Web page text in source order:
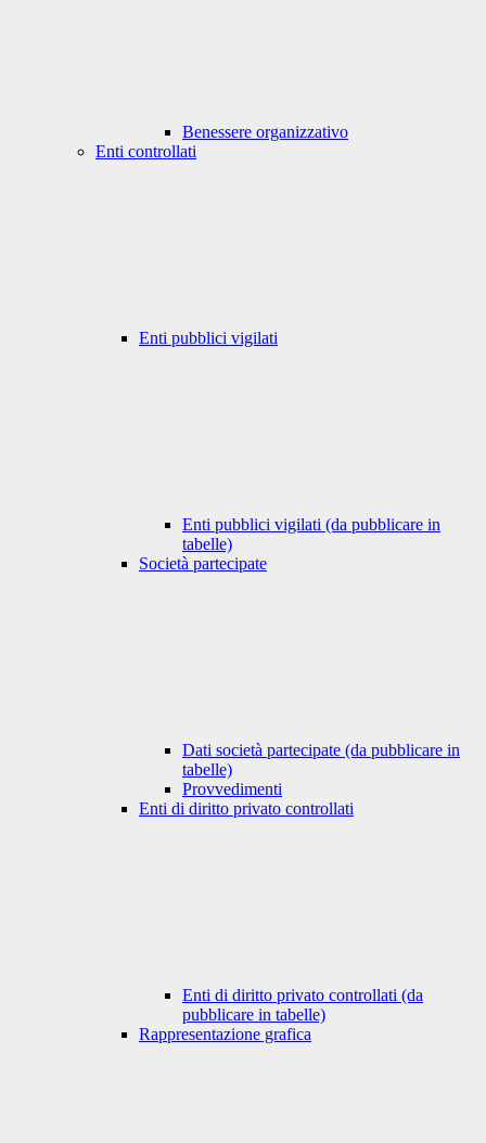
Benessere organizzativo
Enti controllati
Enti pubblici vigilati
Enti pubblici vigilati (da pubblicare in
tabelle)
Società partecipate
Dati società partecipate (da pubblicare in
tabelle)
Provvedimenti
Enti di diritto privato controllati
Enti di diritto privato controllati (da
pubblicare in tabelle)
Rappresentazione grafica